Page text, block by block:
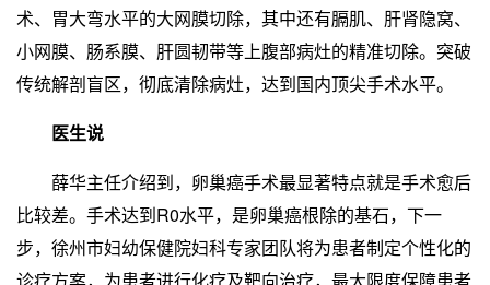
术、胃大弯水平的大网膜切除，其中还有膈肌、肝肾隐窝、
小网膜、肠系膜、肝圆韧带等上腹部病灶的精准切除。突破
传统解剖盲区，彻底清除病灶，达到国内顶尖手术水平。
医生说
薛华主任介绍到，卵巢癌手术最显著特点就是手术愈后
比较差。手术达到R0水平，是卵巢癌根除的基石，下一
步，徐州市妇幼保健院妇科专家团队将为患者制定个性化的